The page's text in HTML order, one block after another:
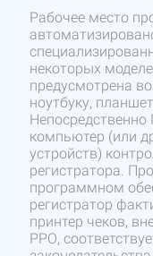
Рабочее место
некоторых
предусмотрена
ноутбуку,
Непосредственно
компьютер (или
устройств)
регистратора.
программном
регистратор
принтер чеков,
РРО,